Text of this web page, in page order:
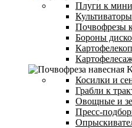
Плуги к
Почвофрезы
Бороны
Косилки и
Грабли к
Овощные и
Пресс-